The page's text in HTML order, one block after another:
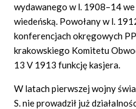
wydawanego w l. 1908–14
wiedeńską. Powołany w l.
konferencjach okręgowych
krakowskiego Komitetu
13 V 1913 funkcję kasjera.
W latach pierwszej wojny
S. nie prowadził już